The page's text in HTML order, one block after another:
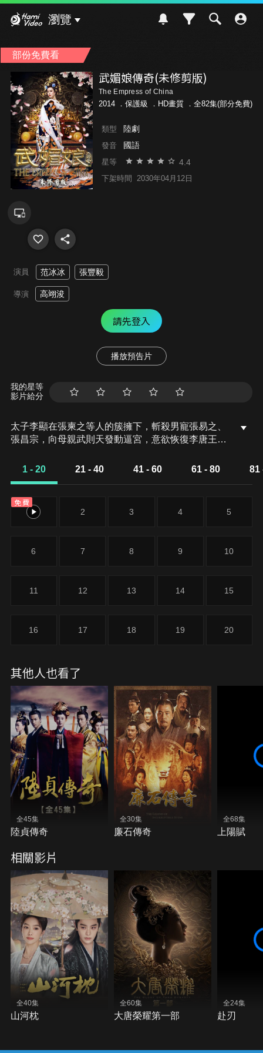
瀏覽
部份免費看
武媚娘傳奇(未修剪版)
The Empress of China
2014 ． 保護級 ．HD畫質 ．全82集(部分免費)
類型 陸劇
發音 國語
星等 4.4
下架時間 2030年04月12日
演員 范冰冰 張豐毅
導演 高翊浚
請先登入
播放預告片
我的星等
影片給分
太子李顯在張柬之等人的簇擁下，斬殺男寵張易之、
張昌宗，向母親武則天發動逼宮，意欲恢復李唐王朝
一切，都早在武則天的意料之中。
1 - 20 21 - 40 41 - 60 61 - 80 81
免費
1 2 3 4 5
6 7 8 9 10
11 12 13 14 15
16 17 18 19 20
其他人也看了
全45集
陸貞傳奇
全30集
廉石傳奇
全68集
上陽賦
相關影片
全40集
山河枕
全60集
大唐榮耀第一部
全24集
赴刃